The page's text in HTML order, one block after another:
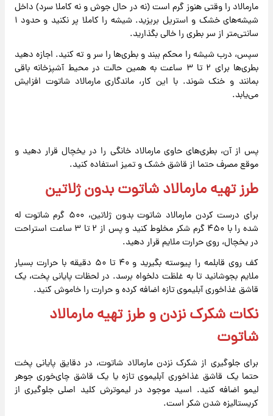
مارمالاد را وقتی هنوز گرم است (نه در حال جوش و نه کاملا سرد) داخل
شیشه‌های خشک و استریل بریزید. شیشه را کاملا پر نکنید و حدود ۱
سانتی‌متر از سر بطری را خالی بگذارید.
سپس، درب شیشه را محکم ببند و بطری‌ها را سر و ته کنید. اجازه دهید
بطری‌ها برای ۲ تا ۳ ساعت به همین حالت در محیط آشپزخانه باقی
بمانند و خنک شوند. با این کار، ماندگاری مارمالاد شاتوت افزایش
می‌یابد.
پس از آن، بطری‌های حاوی مارمالاد خانگی را در یخچال قرار دهید و
موقع مصرف حتما از قاشق خشک و تمیز استفاده کنید.
طرز تهیه مارمالاد شاتوت بدون ژلاتین
برای درست کردن مارمالاد شاتوت بدون ژلاتین، ۵۰۰ گرم شاتوت له
شده را با ۴۵۰ گرم شکر مخلوط کنید و پس از ۲ تا ۳ ساعت استراحت
در یخچال، روی حرارت ملایم قرار دهید.
کف روی قابلمه را پیوسته بگیرید و ۴۰ تا ۵۰ دقیقه با حرارت بسیار
ملایم بجوشانید تا به غلظت دلخواه برسد. در لحظات پایانی پخت، یک
قاشق غذاخوری آبلیموی تازه اضافه کرده و حرارت را خاموش کنید.
نکات شکرک نزدن و طرز تهیه مارمالاد
شاتوت
برای جلوگیری از شکرک نزدن مارمالاد شاتوت، در دقایق پایانی پخت
حتما یک قاشق غذاخوری آبلیموی تازه یا یک قاشق چای‌خوری جوهر
لیمو اضافه کنید. اسید موجود در لیموترش کلید اصلی جلوگیری از
کریستالیزه شدن شکر است.